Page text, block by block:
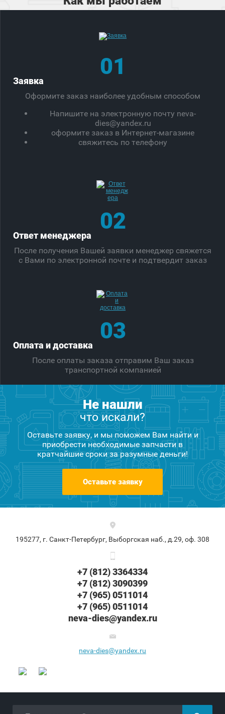
01
Заявка
Оформите заказ наиболее удобным способом
Напишите на электронную почту neva-
dies@yandex.ru
оформите заказ в Интернет-магазине
свяжитесь по телефону
02
Ответ менеджера
После получения Вашей заявки менеджер свяжется
с Вами по электронной почте и подтвердит заказ
03
Оплата и доставка
После оплаты заказа отправим Ваш заказ
транспортной компанией
Не нашли
что искали?
Оставьте заявку, и мы поможем Вам найти и
приобрести необходимые запчасти в
кратчайшие сроки за разумные деньги!
Оставьте заявку
195277, г. Санкт-Петербург, Выборгская наб., д.29, оф. 308
+7 (812) 3364334
+7 (812) 3090399
+7 (965) 0511014
+7 (965) 0511014
neva-dies@yandex.ru
neva-dies@yandex.ru